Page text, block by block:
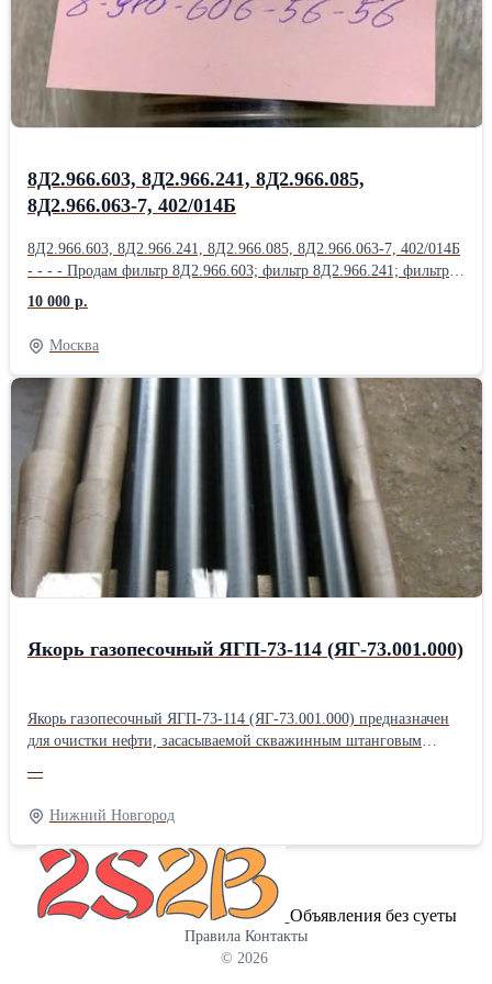
Насос ДЦН-44С ТВ-Т; Насос ДЦН44С-ТВ-Т; Насос НД144-
22; НД-8С; Насос НП25-5; Продам Насос НП25-5Л; Насос НП25-
8Д2.966.603, 8Д2.966.241, 8Д2.966.085,
8Д2.966.063-7, 402/014Б
8Д2.966.603, 8Д2.966.241, 8Д2.966.085, 8Д2.966.063-7, 402/014Б
- - - - Продам фильтр 8Д2.966.603; фильтр 8Д2.966.241; фильтр
8Д2.966.085; фильтр 8Д2.966.063-7; фильтр 402/014Б; фильтр
8Д2.966.457; Продам фильтр 8Д2.966.458; фильтр 8Д2.966.511-
15; фильтр 8Д2.966.041-1; фильтр 8Д2.966.041-2; фильтр
8Д2.966.041-8; Продам Фильтропакет 8Д2.966.034-2
Фильтропакет 8Д2.966.034-4; Фильтропакет 8Д2.966.034-6;
Фильтропакет 8Д2.966.034-8; Фильтропакет 8Д2.966.034-10;
Продам Фильтропакет 8Д2.966.034-12; Фильтропакет
8Д2.966.034-13; Фильтропакет 8Д2.966.034-14; Фильтропакет
8Д2.966.034-15; Фильтропакет 8Д2.966.034-16; Продам
Фильтропакет 8Д2.966.034-17; Фильтропакет 8Д2.966.034-18;
фильтродиск 8Д6.270.001-1; фильтродиск 8Д6.270.001-2;
фильтродиск 8Д6.270.001-3; Продам фильтродиск 8Д6.270.001-4;
фильтродиск 8Д6.270.001-5; фильтродиск 8Д6.270.001-6
10 000 р.
Москва
Якорь газопесочный ЯГП-73-114 (ЯГ-73.001.000)
Якорь газопесочный ЯГП-73-114 (ЯГ-73.001.000) предназначен
для очистки нефти, засасываемой скважинным штанговым
своей внутренней конической резьбой крепится на колонне
системы НКТ. Якорь газопесочный ЯГ-73.001.000 состоит из
корпуса, муфты, сетки, гильзы, кожуха, башмака, пробки. На
конце корпуса имеется резьба, на которую навинчена муфта. На
среднюю часть корпуса установлена сетка из нержавеющей
стали. На муфту установлена гильза, имеющая на своей
поверхности расположенные в последовательных сечениях 3
отверстия Ø12 мм, 4 отверстия Ø14 мм, 5 отверстий Ø16 мм. На
муфту установлен также кожух, прикрывающий отверстия на
—
Нижний Новгород
Объявления без суеты
Правила Контакты
© 2026